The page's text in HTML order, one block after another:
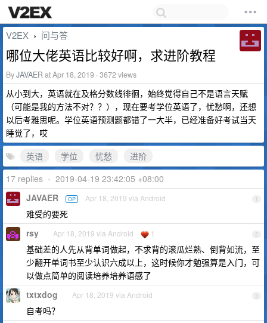
V2EX › 问与答
哪位大佬英语比较好啊，求进阶教程
ByJAVAERat Apr 18, 2019 · 3672 views
从小到大，英语就在及格分数线徘徊，始终觉得自己不是语言天赋
（可能是我的方法不对？？），现在要考学位英语了，忧愁啊，还想
以后考雅思呢。学位英语预测题都错了一大半，已经准备好考试当天
睡觉了，哎
英语
学位 忧愁
进阶
17 replies • 2019-04-19 23:42:05 +08:00
1
JAVAER OP Apr 18, 2019 via Android
难受的要死
2
rsy Apr 18, 2019 via Android 1
基础差的人先从背单词做起，不求背的滚瓜烂熟、倒背如流，至
少翻开单词书至少认识六成以上，这时候你才勉强算是入门，可
以做点简单的阅读培养培养语感了
3
txtxdog Apr 18, 2019 via Android
自考吗？